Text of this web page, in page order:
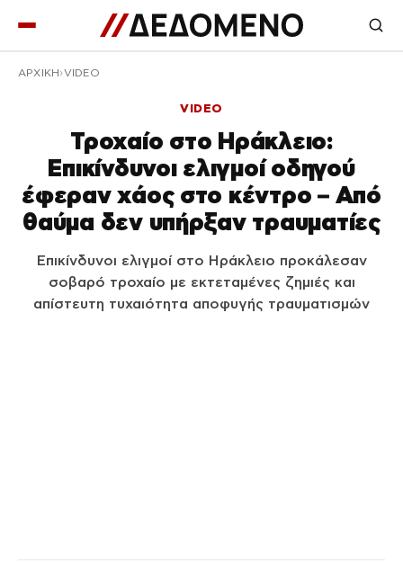
ΑΡΧΙΚΉ VIDEO
VIDEO
Τροχαίο στο Ηράκλειο:
Επικίνδυνοι ελιγμοί οδηγού
έφεραν χάος στο κέντρο – Από
θαύμα δεν υπήρξαν τραυματίες
Επικίνδυνοι ελιγμοί στο Ηράκλειο προκάλεσαν
σοβαρό τροχαίο με εκτεταμένες ζημιές και
απίστευτη τυχαιότητα αποφυγής τραυματισμών